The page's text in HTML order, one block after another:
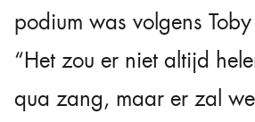
podium was volgens
“Het zou er niet altijd
qua zang, maar er zal